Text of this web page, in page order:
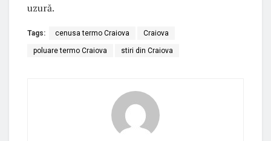
uzură.
Tags: cenusa termo Craiova Craiova
poluare termo Craiova stiri din Craiova